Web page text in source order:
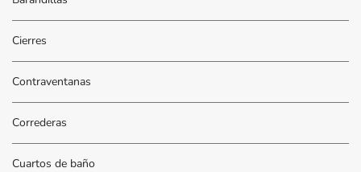
Cierres
Contraventanas
Correderas
Cuartos de baño